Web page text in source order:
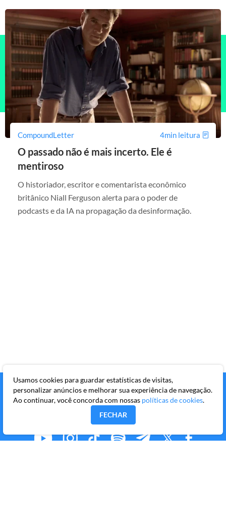
CompoundLetter 4min leitura
O passado não é mais incerto. Ele é
mentiroso
O historiador, escritor e comentarista econômico
britânico Niall Ferguson alerta para o poder de
podcasts e da IA na propagação da desinformação.
Usamos cookies para guardar estatísticas de visitas,
personalizar anúncios e melhorar sua experiência de navegação.
Ao continuar, você concorda com nossas políticas de cookies.
FECHAR